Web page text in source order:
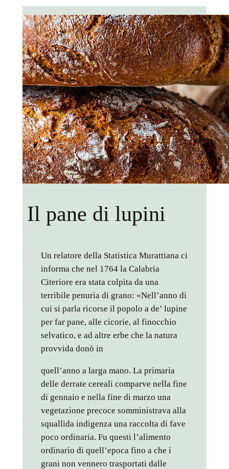
Il pane di lupini
Un relatore della Statistica Murattiana ci
informa che nel 1764 la Calabria
Citeriore era stata colpita da una
terribile penuria di grano: «Nell’anno di
cui si parla ricorse il popolo a de’ lupine
per far pane, alle cicorie, al finocchio
selvatico, e ad altre erbe che la natura
provvida donò in
quell’anno a larga mano. La primaria
delle derrate cereali comparve nella fine
di gennaio e nella fine di marzo una
vegetazione precoce somministrava alla
squallida indigenza una raccolta di fave
poco ordinaria. Fu questi l’alimento
ordinario di quell’epoca fino a che i
grani non vennero trasportati dalle